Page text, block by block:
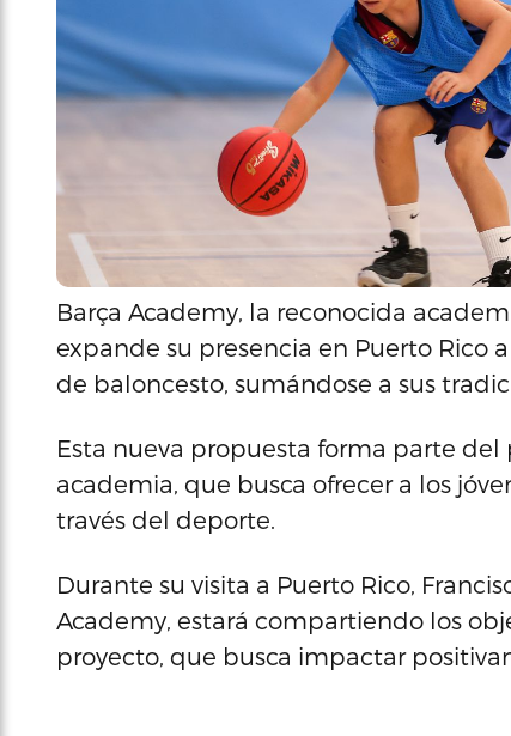
Barça Academy, la reconocida
expande su presencia en Puerto Rico
de baloncesto, sumándose a sus
Esta nueva propuesta forma parte
academia, que busca ofrecer a los
través del deporte.
Durante su visita a Puerto Rico,
Academy, estará compartiendo los
proyecto, que busca impactar